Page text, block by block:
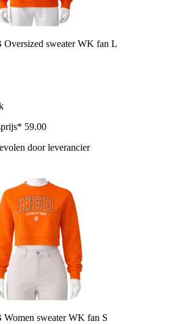
sweater WK fan L
59.00
door leverancier
sweater WK fan S